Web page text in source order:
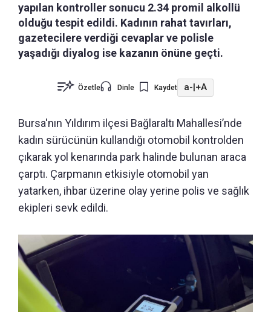
yapılan kontroller sonucu 2.34 promil alkollü
olduğu tespit edildi. Kadının rahat tavırları,
gazetecilere verdiği cevaplar ve polisle
yaşadığı diyalog ise kazanın önüne geçti.
Özetle Dinle Kaydet a-|+A
Bursa'nın Yıldırım ilçesi Bağlaraltı Mahallesi’nde
kadın sürücünün kullandığı otomobil kontrolden
çıkarak yol kenarında park halinde bulunan araca
çarptı. Çarpmanın etkisiyle otomobil yan
yatarken, ihbar üzerine olay yerine polis ve sağlık
ekipleri sevk edildi.